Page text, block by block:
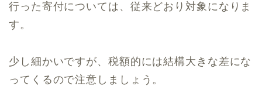
行った寄付については、従来どおり対象になりま
す。
少し細かいですが、税額的には結構大きな差にな
ってくるので注意しましょう。